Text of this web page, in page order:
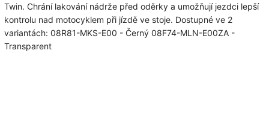
Twin. Chrání lakování nádrže před oděrky a umožňují jezdci lepší
kontrolu nad motocyklem při jízdě ve stoje. Dostupné ve 2
variantách: 08R81-MKS-E00 - Černý 08F74-MLN-E00ZA -
Transparent